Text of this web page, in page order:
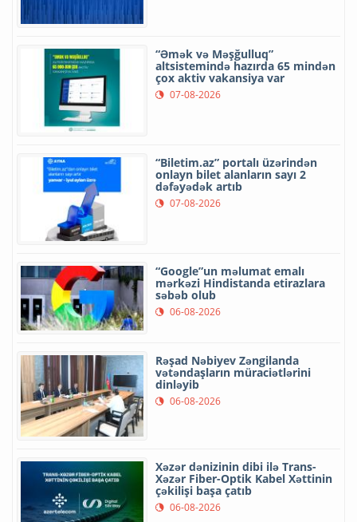
“Əmək və Məşğulluq”
altsistemində hazırda 65 mindən
çox aktiv vakansiya var
07-08-2026
“Biletim.az” portalı üzərindən
onlayn bilet alanların sayı 2
dəfəyədək artıb
07-08-2026
“Google”un məlumat emalı
mərkəzi Hindistanda etirazlara
səbəb olub
06-08-2026
Rəşad Nəbiyev Zəngilanda
vətəndaşların müraciətlərini
dinləyib
06-08-2026
Xəzər dənizinin dibi ilə Trans-
Xəzər Fiber-Optik Kabel Xəttinin
çəkilişi başa çatıb
06-08-2026